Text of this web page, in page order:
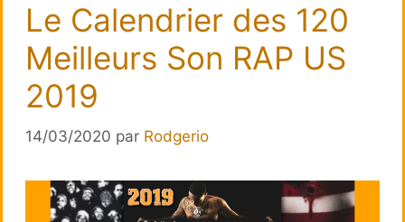
Le Calendrier des 120
Meilleurs Son RAP US
2019
14/03/2020 par Rodgerio